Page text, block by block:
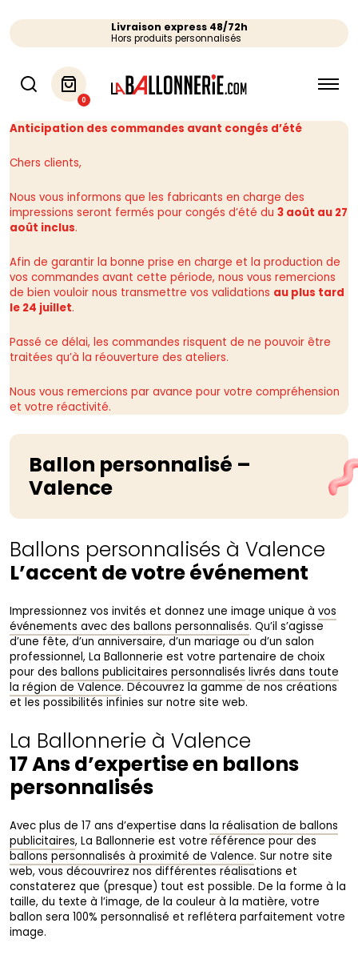
Livraison express 48/72h
Hors produits personnalisés
0
Anticipation des commandes avant congés d’été
Chers clients,
Nous vous informons que les fabricants en charge des
impressions seront fermés pour congés d’été du 3 août au 27
août inclus.
Afin de garantir la bonne prise en charge et la production de
vos commandes avant cette période, nous vous remercions
de bien vouloir nous transmettre vos validations au plus tard
le 24 juillet.
Passé ce délai, les commandes risquent de ne pouvoir être
traitées qu’à la réouverture des ateliers.
Nous vous remercions par avance pour votre compréhension
et votre réactivité.
Ballon personnalisé –
Valence
Ballons personnalisés à Valence
L’accent de votre événement
Impressionnez vos invités et donnez une image unique à vos
événements avec des ballons personnalisés. Qu’il s’agisse
d’une fête, d’un anniversaire, d’un mariage ou d’un salon
professionnel, La Ballonnerie est votre partenaire de choix
pour des ballons publicitaires personnalisés livrés dans toute
la région de Valence. Découvrez la gamme de nos créations
et les possibilités infinies sur notre site web.
La Ballonnerie à Valence
17 Ans d’expertise en ballons
personnalisés
Avec plus de 17 ans d’expertise dans la réalisation de ballons
publicitaires, La Ballonnerie est votre référence pour des
ballons personnalisés à proximité de Valence. Sur notre site
web, vous découvrirez nos différentes réalisations et
constaterez que (presque) tout est possible. De la forme à la
taille, du texte à l’image, de la couleur à la matière, votre
ballon sera 100% personnalisé et reflétera parfaitement votre
image.